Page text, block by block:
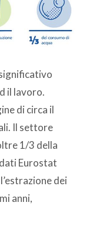
il lavoro.
di circa il
Il settore
1/3 della
Eurostat
dei
anni,